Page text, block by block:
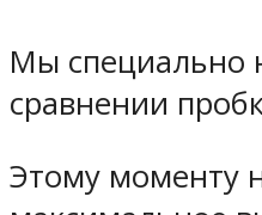
Мы специально
сравнении
Этому моменту